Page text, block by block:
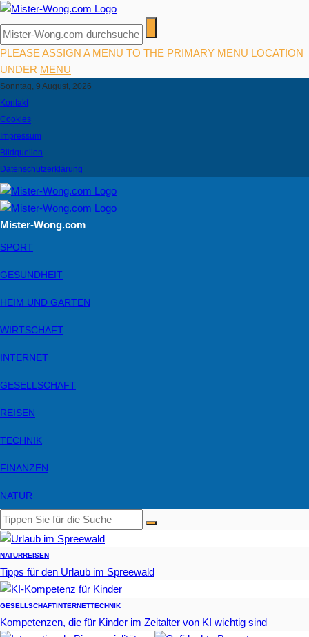
PLEASE ASSIGN A MENU TO THE PRIMARY MENU LOCATION
UNDER MENU
Sonntag, 9 August, 2026
Kontakt
Cookies
Impressum
Bildquellen
Datenschutzerklärung
Mister-Wong.com
SPORT
GESUNDHEIT
HEIM UND GARTEN
WIRTSCHAFT
INTERNET
GESELLSCHAFT
REISEN
TECHNIK
FINANZEN
NATUR
NATURREISEN
Tipps für den Urlaub im Spreewald
GESELLSCHAFTINTERNETTECHNIK
Kompetenzen, die für Kinder im Zeitalter von KI wichtig sind